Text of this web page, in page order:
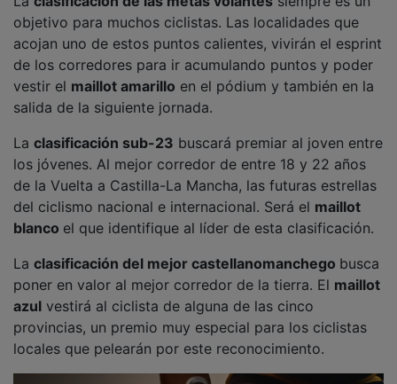
objetivo para muchos ciclistas. Las localidades que
acojan uno de estos puntos calientes, vivirán el esprint
de los corredores para ir acumulando puntos y poder
vestir elmaillot amarilloen el pódium y también en la
salida de la siguiente jornada.
los jóvenes. Al mejor corredor de entre 18 y 22 años
de la Vuelta a Castilla-La Mancha, las futuras estrellas
del ciclismo nacional e internacional. Será elmaillot
blancoel que identifique al líder de esta clasificación.
poner en valor al mejor corredor de la tierra. Elmaillot
azulvestirá al ciclista de alguna de las cinco
provincias, un premio muy especial para los ciclistas
locales que pelearán por este reconocimiento.